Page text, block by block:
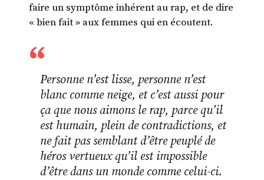
faire un symptôme inhérent au rap, et de dire
« bien fait » aux femmes qui en écoutent.
Personne n’est lisse, personne n’est
blanc comme neige, et c’est aussi pour
ça que nous aimons le rap, parce qu’il
est humain, plein de contradictions, et
ne fait pas semblant d’être peuplé de
héros vertueux qu’il est impossible
d’être dans un monde comme celui-ci.